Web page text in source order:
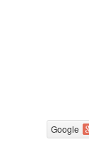
Google